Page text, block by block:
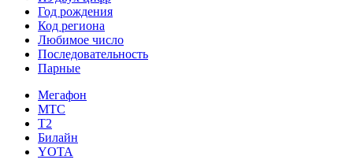
Год рождения
Код региона
Любимое число
Последовательность
Парные
Мегафон
МТС
Т2
Билайн
YOTA